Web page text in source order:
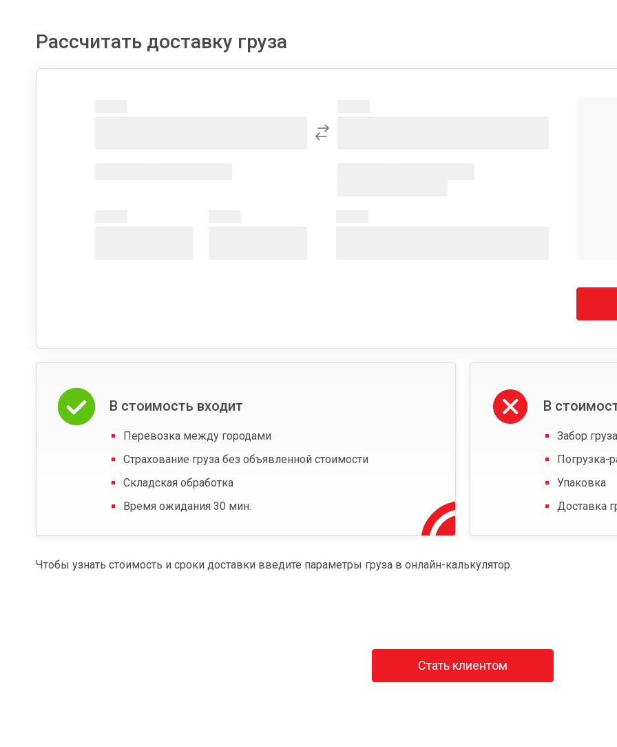
Рассчитать доставку груза
В стоимость входит
Перевозка между городами
Страхование груза без объявленной стоимости
Складская обработка
Время ожидания 30 мин.
В
Забор
Погрузка-
Упаковка
Доставка
Чтобы узнать стоимость и сроки доставки введите параметры груза в онлайн-калькулятор.
Стать клиентом